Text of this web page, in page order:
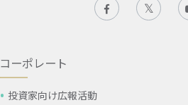
コーポレート
投資家向け広報活動